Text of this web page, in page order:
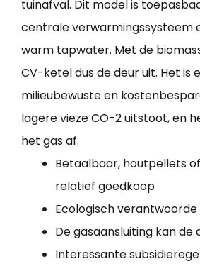
tuinafval. Dit model is
centrale verwarmingssysteem
warm tapwater. Met de
CV-ketel dus de deur uit. Het is
milieubewuste en
lagere vieze CO-2 uitstoot, en
het gas af.
Betaalbaar, houtpellets
relatief goedkoop
Ecologisch verantwoorde
De gasaansluiting kan de
Interessante